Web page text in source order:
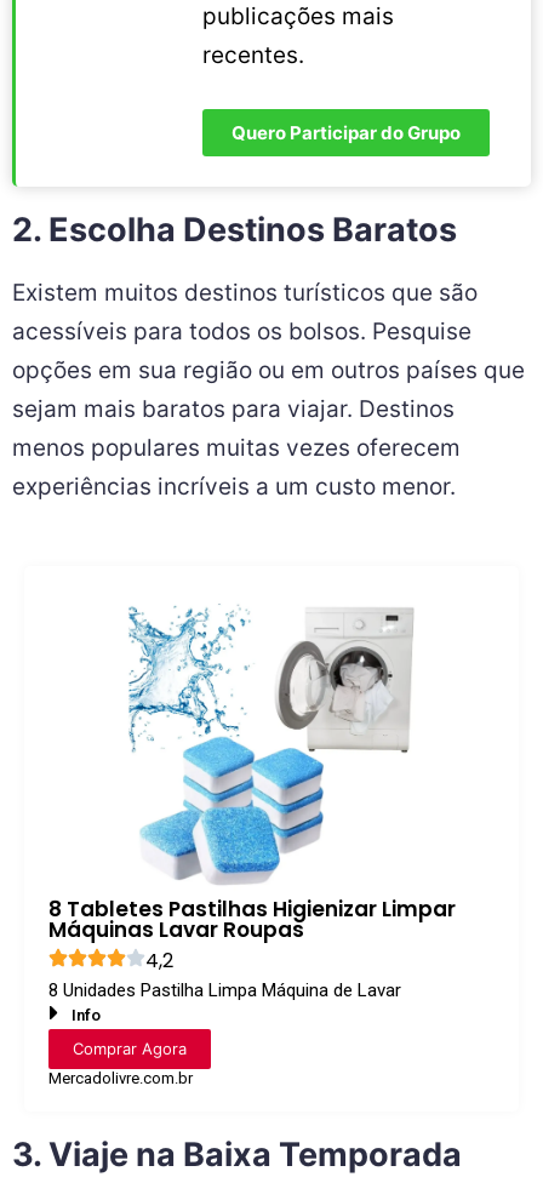
publicações mais
recentes.
Quero Participar do Grupo
2. Escolha Destinos Baratos
Existem muitos destinos turísticos que são
acessíveis para todos os bolsos. Pesquise
opções em sua região ou em outros países que
sejam mais baratos para viajar. Destinos
menos populares muitas vezes oferecem
experiências incríveis a um custo menor.
8 Tabletes Pastilhas Higienizar Limpar
Máquinas Lavar Roupas
4,2
8 Unidades Pastilha Limpa Máquina de Lavar
Info
Comprar Agora
Mercadolivre.com.br
3. Viaje na Baixa Temporada